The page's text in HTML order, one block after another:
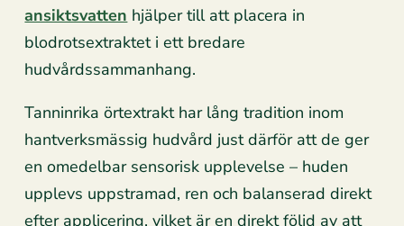
ansiktsvatten hjälper till att placera in
blodrotsextraktet i ett bredare
hudvårdssammanhang.
Tanninrika örtextrakt har lång tradition inom
hantverksmässig hudvård just därför att de ger
en omedelbar sensorisk upplevelse – huden
upplevs uppstramad, ren och balanserad direkt
efter applicering, vilket är en direkt följd av att